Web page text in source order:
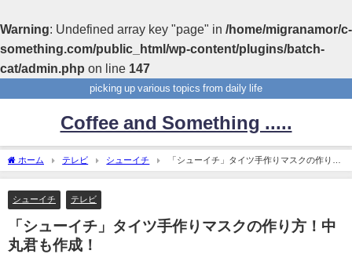
Warning: Undefined array key "page" in /home/migranamor/c-
something.com/public_html/wp-content/plugins/batch-
cat/admin.php on line 147
picking up various topics from daily life
Coffee and Something .....
ホーム テレビ シューイチ
「シューイチ」タイツ手作りマスクの作り
方！中丸君も作成！
シューイチ テレビ
「シューイチ」タイツ手作りマスクの作り方！中
丸君も作成！